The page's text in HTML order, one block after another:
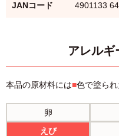
JANコード 4901133
アレルギ
本品の原材料には■色で塗ら
卵
えび